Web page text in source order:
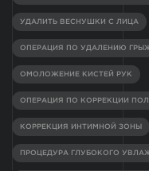
УДАЛИТЬ ВЕСНУШКИ С ЛИЦА
ОПЕРАЦИЯ ПО УДАЛЕНИЮ
ОМОЛОЖЕНИЕ КИСТЕЙ РУК
ОПЕРАЦИЯ ПО КОРРЕКЦИИ
КОРРЕКЦИЯ ИНТИМНОЙ ЗОНЫ
ПРОЦЕДУРА ГЛУБОКОГО